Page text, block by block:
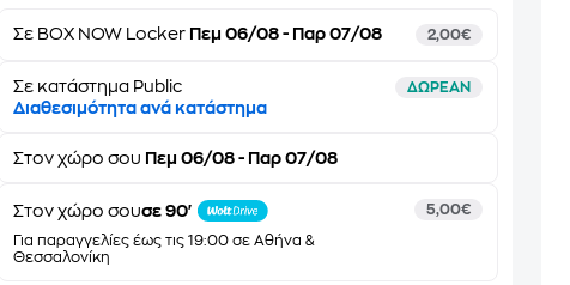
Σε BOX NOW Locker Πεμ 06/08 - Παρ 07/08 2,00€
Σε κατάστημα Public ΔΩΡΕΑΝ
Διαθεσιμότητα ανά κατάστημα
Στονχώρο σου Πεμ 06/08 - Παρ 07/08
Στον χώρο σουσε 90'
Για παραγγελίες έως τις 19:00 σε Αθήνα &
Θεσσαλονίκη
5,00€